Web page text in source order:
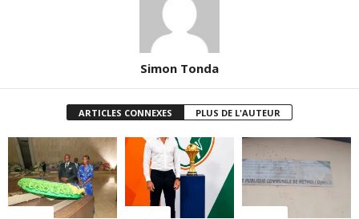
Simon Tonda
ARTICLES CONNEXES PLUS DE L'AUTEUR